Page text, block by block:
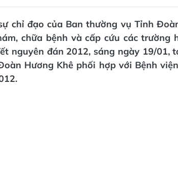
chỉ đạo của Ban thường vụ Tỉnh
chữa bệnh và cấp cứu các
nguyên đán 2012, sáng ngày 19/01,
Hương Khê phối hợp với Bệnh